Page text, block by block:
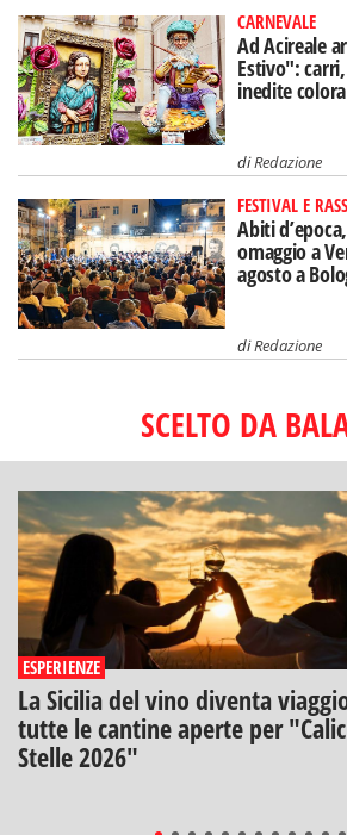
CARNEVALE
Ad Acireale
Estivo":
inedite
diRedazione
FESTIVAL E
Abiti
omaggio a
agosto a
diRedazione
SCELTO DA
ESPERIENZE
La Sicilia del vino diventa
tutte le cantine aperte per
Stelle 2026"